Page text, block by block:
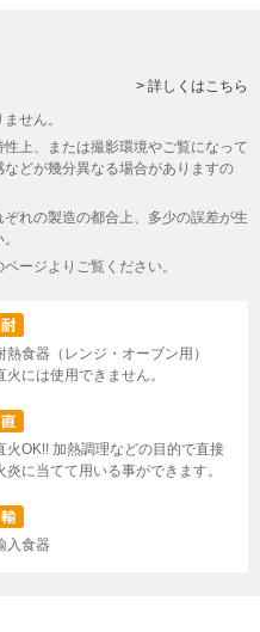
> 詳しくはこちら
せん。
上、または撮影環境やご覧になって
どが幾分異なる場合がありますの
れの製造の都合上、多少の誤差が生
ージよりご覧ください。
熱食器（レンジ・オーブン用）
火には使用できません。
火OK!! 加熱調理などの目的で直接
炎に当てて用いる事ができます。
入食器